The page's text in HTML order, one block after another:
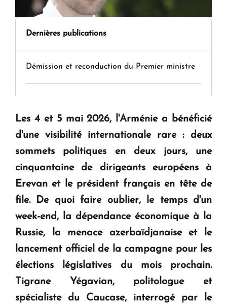
Dernières publications
Démission et reconduction du Premier ministre
guerre, on est tous des perdants »
" Tant qu'il n'existe pas d'alternative concrète, la
KASA : 30 ans d'audace, de résilience et d'avenir
en Arménie
Le premier hôtel Hyatt Regency d'Arménie
ouvrira ses portes à Dilijan
Les 4 et 5 mai 2026, l'Arménie a bénéficié
d'une visibilité internationale rare : deux
sommets politiques en deux jours, une
cinquantaine de dirigeants européens à
Erevan et le président français en tête de
file. De quoi faire oublier, le temps d'un
week-end, la dépendance économique à la
Russie, la menace azerbaïdjanaise et le
lancement officiel de la campagne pour les
élections législatives du mois prochain.
Tigrane Yégavian, politologue et
spécialiste du Caucase, interrogé par le